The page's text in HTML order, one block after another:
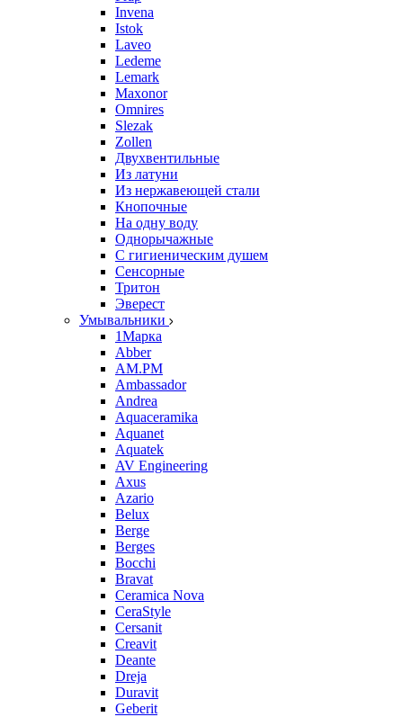
Invena
Istok
Laveo
Ledeme
Lemark
Maxonor
Omnires
Slezak
Zollen
Двухвентильные
Из латуни
Из нержавеющей стали
Кнопочные
На одну воду
Однорычажные
С гигиеническим душем
Сенсорные
Тритон
Эверест
Умывальники
1Марка
Abber
AM.PM
Ambassador
Andrea
Aquaceramika
Aquanet
Aquatek
AV Engineering
Axus
Azario
Belux
Berge
Berges
Bocchi
Bravat
Ceramica Nova
CeraStyle
Cersanit
Creavit
Deante
Dreja
Duravit
Geberit